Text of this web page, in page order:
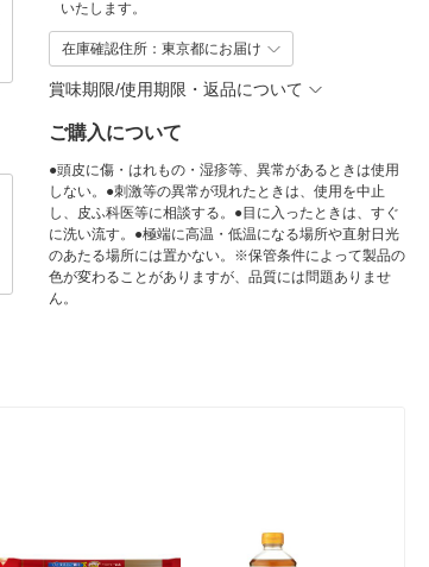
いたします。
在庫確認住所：東京都にお届け
賞味期限/使用期限・返品について
ご購入について
●頭皮に傷・はれもの・湿疹等、異常があるときは使用
しない。●刺激等の異常が現れたときは、使用を中止
し、皮ふ科医等に相談する。●目に入ったときは、すぐ
に洗い流す。●極端に高温・低温になる場所や直射日光
のあたる場所には置かない。※保管条件によって製品の
色が変わることがありますが、品質には問題ありませ
ん。